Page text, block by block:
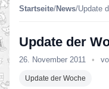
Startseite/News/Update
Update der
26. November 2011 •
Update der Woche